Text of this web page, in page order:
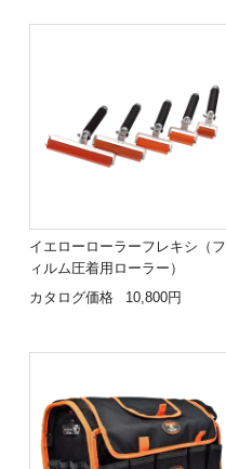
イエローローラーフレキシ（フ
ィルム圧着用ローラー）
カタログ価格
10,800円